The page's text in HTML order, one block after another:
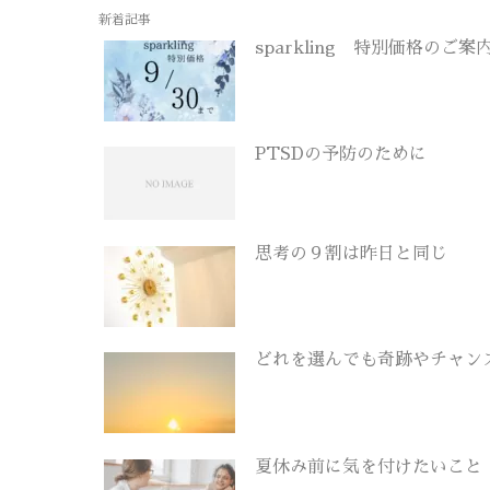
新着記事
sparkling 特別価格のご案
PTSDの予防のために
思考の９割は昨日と同じ
どれを選んでも奇跡やチャン
夏休み前に気を付けたいこと